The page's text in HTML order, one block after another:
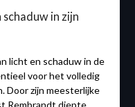
in zijn
licht en schaduw in de
voor het volledig
Door zijn meesterlijke